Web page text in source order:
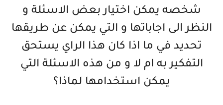
شخصه يمكن اختيار بعض الاسئلة و
النظر الى اجاباتها و التي يمكن عن طريقها
تحديد في ما اذا كان هذا الراي يستحق
التفكير به ام لا و من هذه الاسئلة التي
يمكن استخدامها لماذا؟